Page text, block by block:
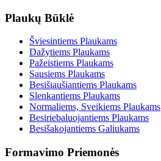
Plaukų Būklė
Šviesintiems Plaukams
Dažytiems Plaukams
Pažeistiems Plaukams
Sausiems Plaukams
Besišiaušiantiems Plaukams
Slenkantiems Plaukams
Normaliems, Sveikiems Plaukams
Besiriebaluojantiems Plaukams
Besišakojantiems Galiukams
Formavimo Priemonės